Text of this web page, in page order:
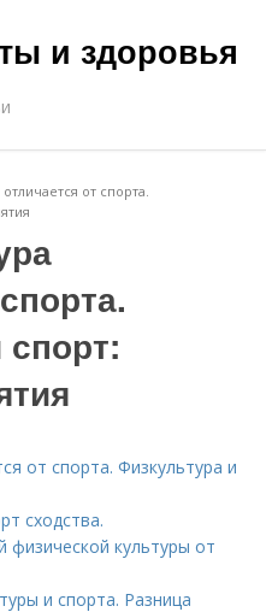
и здоровья
от спорта.
от спорта. Физкультура и
сходства.
физической культуры от
и спорта. Разница